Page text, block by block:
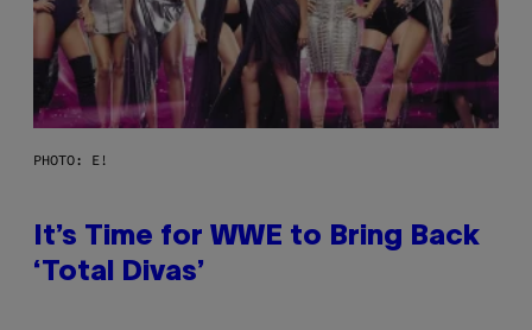
PHOTO: E!
It’s Time for WWE to Bring Back
‘Total Divas’